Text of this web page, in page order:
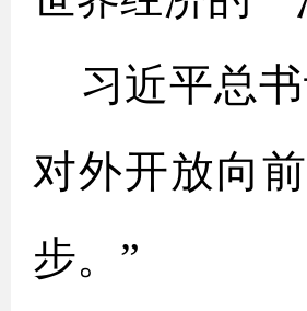
习近平总书
对外开放向
步。”